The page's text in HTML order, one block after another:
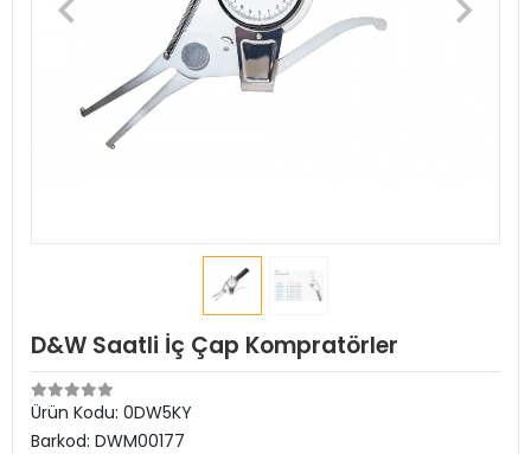
D&W Saatli İç Çap Kompratörler
Ürün Kodu: 0DW5KY
Barkod: DWM00177